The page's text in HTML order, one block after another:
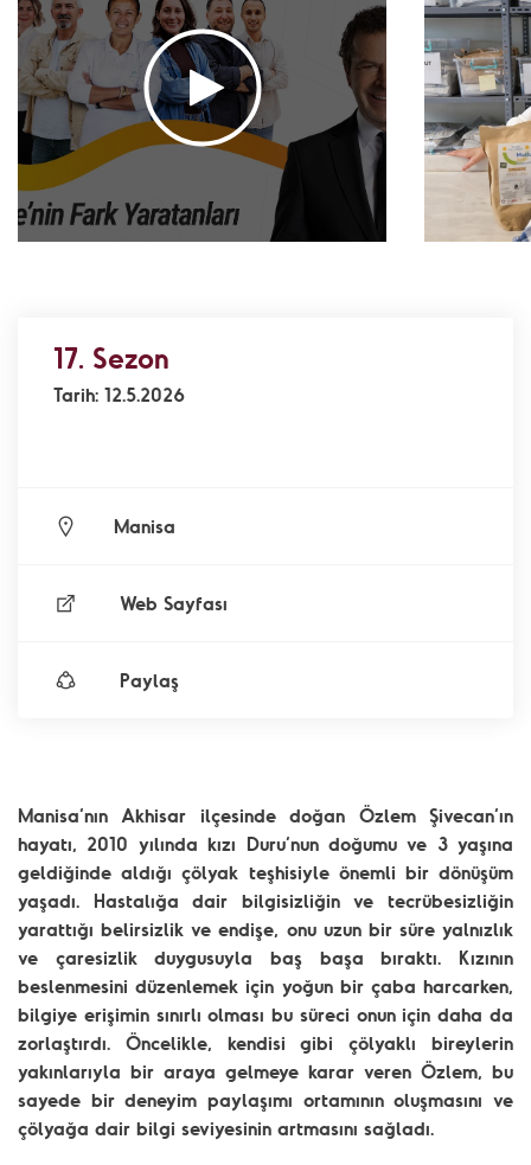
Başvur
Yaz Güvendi - Kuş Kolektifi
- Çevre
Atakan Nalbant - Binclusive
- Toplumsal
Adalet
Deniz Toprak - Hatay Sörf Merkezi- Eğitim
Ekin Gündüz Özdemirci & Nurten Bayraktar -
EkoFilm: Sürdürülebilir Yapım Platformu
Önerilen Etiketler
Manisa’nın Akhisar ilçesinde doğan Özlem Şivecan’ın
hayatı, 2010 yılında kızı Duru’nun doğumu ve 3 yaşına
geldiğinde aldığı çölyak teşhisiyle önemli bir dönüşüm
yaşadı. Hastalığa dair bilgisizliğin ve tecrübesizliğin
yarattığı belirsizlik ve endişe, onu uzun bir süre yalnızlık
ve çaresizlik duygusuyla baş başa bıraktı. Kızının
beslenmesini düzenlemek için yoğun bir çaba harcarken,
bilgiye erişimin sınırlı olması bu süreci onun için daha da
zorlaştırdı. Öncelikle, kendisi gibi çölyaklı bireylerin
yakınlarıyla bir araya gelmeye karar veren Özlem, bu
sayede bir deneyim paylaşımı ortamının oluşmasını ve
çölyağa dair bilgi seviyesinin artmasını sağladı.
17. Sezon
Tarih: 12.5.2026
Manisa
Web Sayfası
Paylaş